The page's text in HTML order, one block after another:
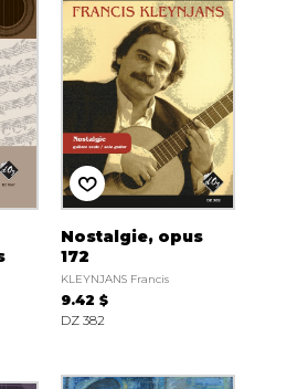
Nostalgie, opus
172
KLEYNJANS Francis
9.42 $
DZ 382